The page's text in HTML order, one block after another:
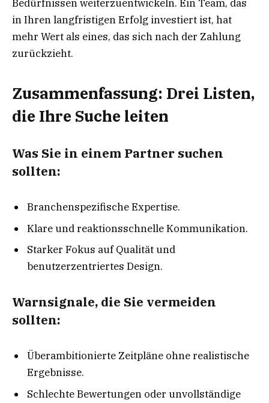
Bedürfnissen weiterzuentwickeln. Ein Team, das
in Ihren langfristigen Erfolg investiert ist, hat
mehr Wert als eines, das sich nach der Zahlung
zurückzieht.
Zusammenfassung: Drei Listen,
die Ihre Suche leiten
Was Sie in einem Partner suchen
sollten:
Branchenspezifische Expertise.
Klare und reaktionsschnelle Kommunikation.
Starker Fokus auf Qualität und
benutzerzentriertes Design.
Warnsignale, die Sie vermeiden
sollten:
Überambitionierte Zeitpläne ohne realistische
Ergebnisse.
Schlechte Bewertungen oder unvollständige